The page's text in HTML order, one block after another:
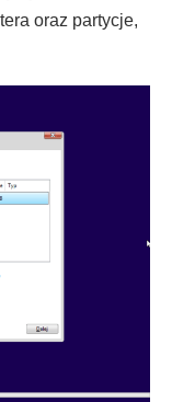
oraz partycje,